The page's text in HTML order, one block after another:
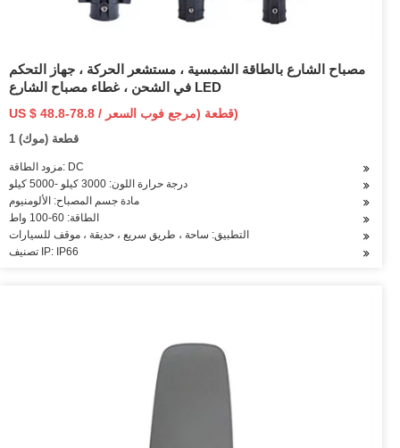
مصباح الشارع بالطاقة الشمسية ، مستشعر الحركة ، جهاز التحكم
في الشحن ، غطاء مصباح الشارع LED
US $ 48.8-78.8 / قطعة (مرجع فوب السعر)
1 قطعة (موك)
مزود الطاقة: DC
درجة حرارة اللون: 3000 كيلو -5000 كيلو
مادة جسم المصباح: الألومنيوم
الطاقة: 60-100 واط
التطبيق: ساحة ، طريق سريع ، حديقة ، موقف للسيارات
تصنيف IP: IP66